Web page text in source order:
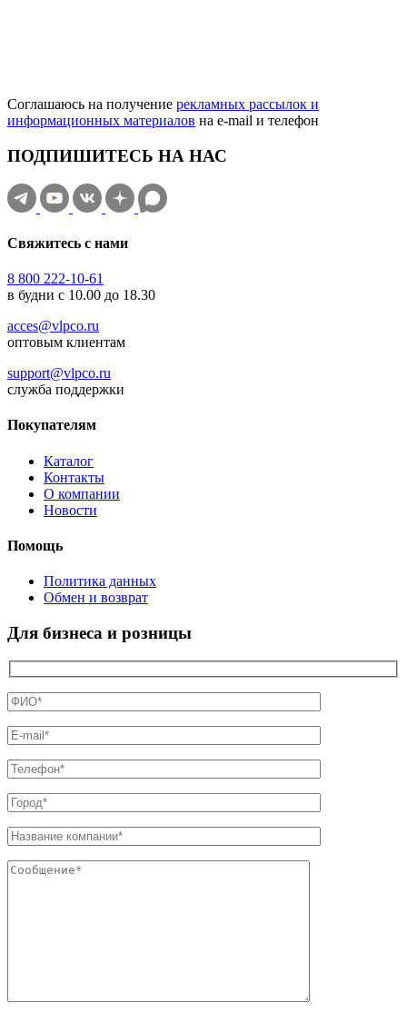
Соглашаюсь на получение рекламных рассылок и
информационных материалов на e‑mail и телефон
ПОДПИШИТЕСЬ НА НАС
Свяжитесь с нами
8 800 222-10-61
в будни с 10.00 до 18.30
acces@vlpco.ru
оптовым клиентам
support@vlpco.ru
служба поддержки
Покупателям
Каталог
Контакты
О компании
Новости
Помощь
Политика данных
Обмен и возврат
Для бизнеса и розницы